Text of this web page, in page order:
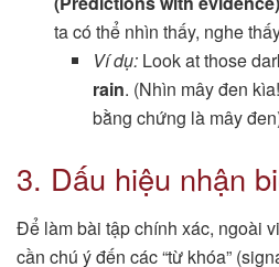
ta có thể nhìn thấy, nghe
Ví dụ:Look at those
rain. (Nhìn mây đen
bằng chứng là mây
3. Dấu hiệu nhận
Để làm bài tập chính xác, ngoài
cần chú ý đến các “từ khóa”